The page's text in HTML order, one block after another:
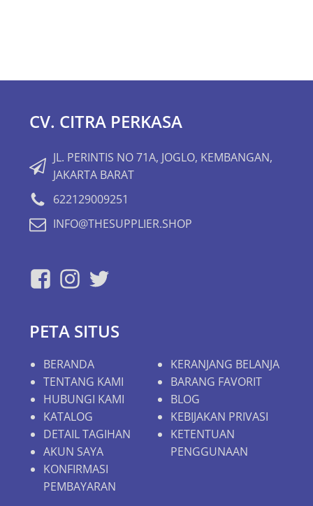
CV. CITRA PERKASA
JL. PERINTIS NO 71A, JOGLO, KEMBANGAN,
JAKARTA BARAT
622129009251
INFO@THESUPPLIER.SHOP
PETA SITUS
BERANDA
TENTANG KAMI
HUBUNGI KAMI
KATALOG
DETAIL TAGIHAN
AKUN SAYA
KONFIRMASI
PEMBAYARAN
KERANJANG BELANJA
BARANG FAVORIT
BLOG
KEBIJAKAN PRIVASI
KETENTUAN
PENGGUNAAN